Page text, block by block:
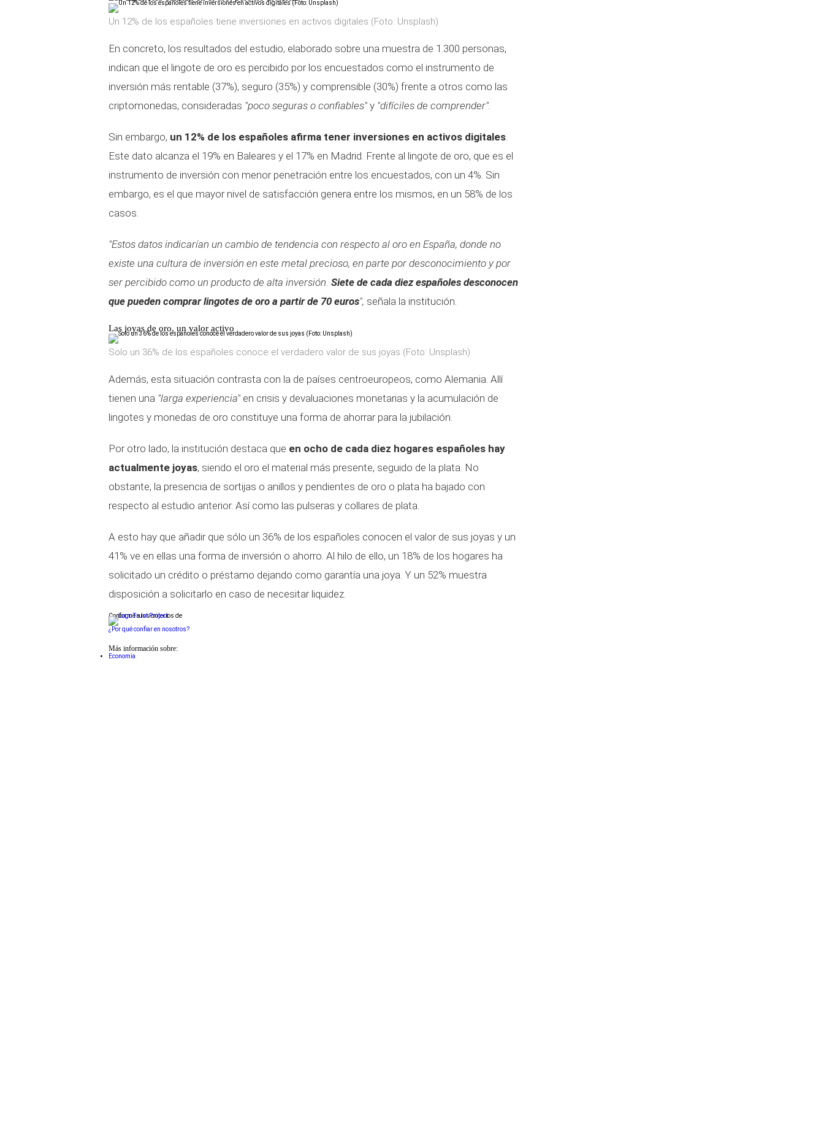
Un 12% de los españoles tiene inversiones en activos digitales (Foto: Unsplash)
En concreto, los resultados del estudio, elaborado sobre una muestra de 1.300 personas,
indican que el lingote de oro es percibido por los encuestados como el instrumento de
inversión más rentable (37%), seguro (35%) y comprensible (30%) frente a otros como las
criptomonedas, consideradas "poco seguras o confiables" y "difíciles de comprender".
Sin embargo, un 12% de los españoles afirma tener inversiones en activos digitales.
Este dato alcanza el 19% en Baleares y el 17% en Madrid. Frente al lingote de oro, que es el
instrumento de inversión con menor penetración entre los encuestados, con un 4%. Sin
embargo, es el que mayor nivel de satisfacción genera entre los mismos, en un 58% de los
casos.
"Estos datos indicarían un cambio de tendencia con respecto al oro en España, donde no
existe una cultura de inversión en este metal precioso, en parte por desconocimiento y por
ser percibido como un producto de alta inversión. Siete de cada diez españoles desconocen
que pueden comprar lingotes de oro a partir de 70 euros", señala la institución.
Las joyas de oro, un valor activo
Solo un 36% de los españoles conoce el verdadero valor de sus joyas (Foto: Unsplash)
Además, esta situación contrasta con la de países centroeuropeos, como Alemania. Allí
tienen una "larga experiencia" en crisis y devaluaciones monetarias y la acumulación de
lingotes y monedas de oro constituye una forma de ahorrar para la jubilación.
Por otro lado, la institución destaca que en ocho de cada diez hogares españoles hay
actualmente joyas, siendo el oro el material más presente, seguido de la plata. No
obstante, la presencia de sortijas o anillos y pendientes de oro o plata ha bajado con
respecto al estudio anterior. Así como las pulseras y collares de plata.
A esto hay que añadir que sólo un 36% de los españoles conocen el valor de sus joyas y un
41% ve en ellas una forma de inversión o ahorro. Al hilo de ello, un 18% de los hogares ha
solicitado un crédito o préstamo dejando como garantía una joya. Y un 52% muestra
disposición a solicitarlo en caso de necesitar liquidez.
Conforme a los criterios de
¿Por qué confiar en nosotros?
Más información sobre:
Economia